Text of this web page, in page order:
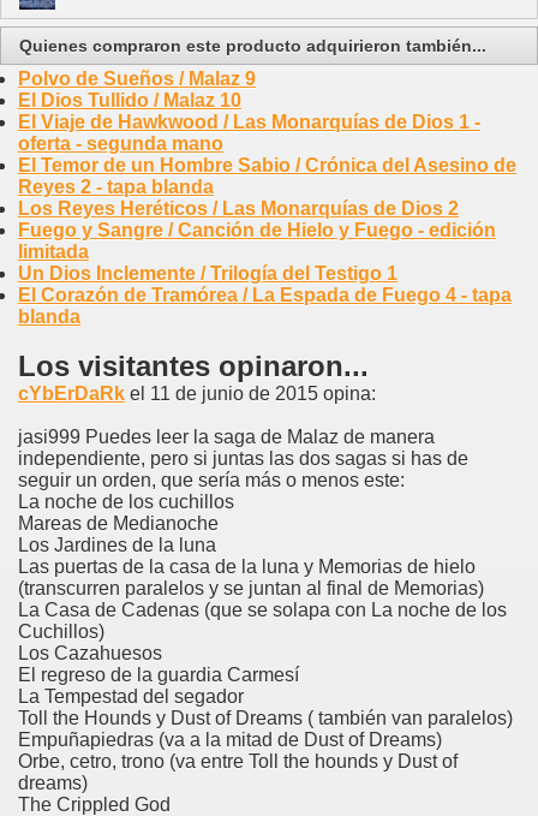
Quienes compraron este producto adquirieron también...
Polvo de Sueños / Malaz 9
El Dios Tullido / Malaz 10
El Viaje de Hawkwood / Las Monarquías de Dios 1 -
oferta - segunda mano
El Temor de un Hombre Sabio / Crónica del Asesino de
Reyes 2 - tapa blanda
Los Reyes Heréticos / Las Monarquías de Dios 2
Fuego y Sangre / Canción de Hielo y Fuego - edición
limitada
Un Dios Inclemente / Trilogía del Testigo 1
El Corazón de Tramórea / La Espada de Fuego 4 - tapa
blanda
Los visitantes opinaron...
cYbErDaRk el 11 de junio de 2015 opina:
jasi999 Puedes leer la saga de Malaz de manera
independiente, pero si juntas las dos sagas si has de
seguir un orden, que sería más o menos este:
La noche de los cuchillos
Mareas de Medianoche
Los Jardines de la luna
Las puertas de la casa de la luna y Memorias de hielo
(transcurren paralelos y se juntan al final de Memorias)
La Casa de Cadenas (que se solapa con La noche de los
Cuchillos)
Los Cazahuesos
El regreso de la guardia Carmesí
La Tempestad del segador
Toll the Hounds y Dust of Dreams ( también van paralelos)
Empuñapiedras (va a la mitad de Dust of Dreams)
Orbe, cetro, trono (va entre Toll the hounds y Dust of
dreams)
The Crippled God